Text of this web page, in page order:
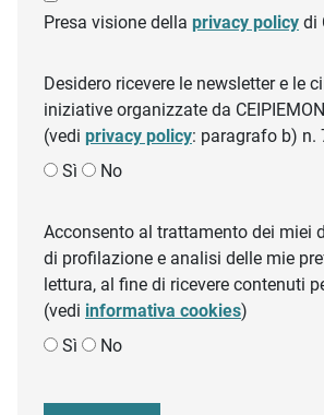
Presa visione della privacy policy di
Desidero ricevere le newsletter e le
iniziative organizzate da
(vedi privacy policy: paragrafo b) n.
Sì
No
Acconsento al trattamento dei miei
di profilazione e analisi delle mie
lettura, al fine di ricevere contenuti
(vedi informativa cookies)
Sì
No